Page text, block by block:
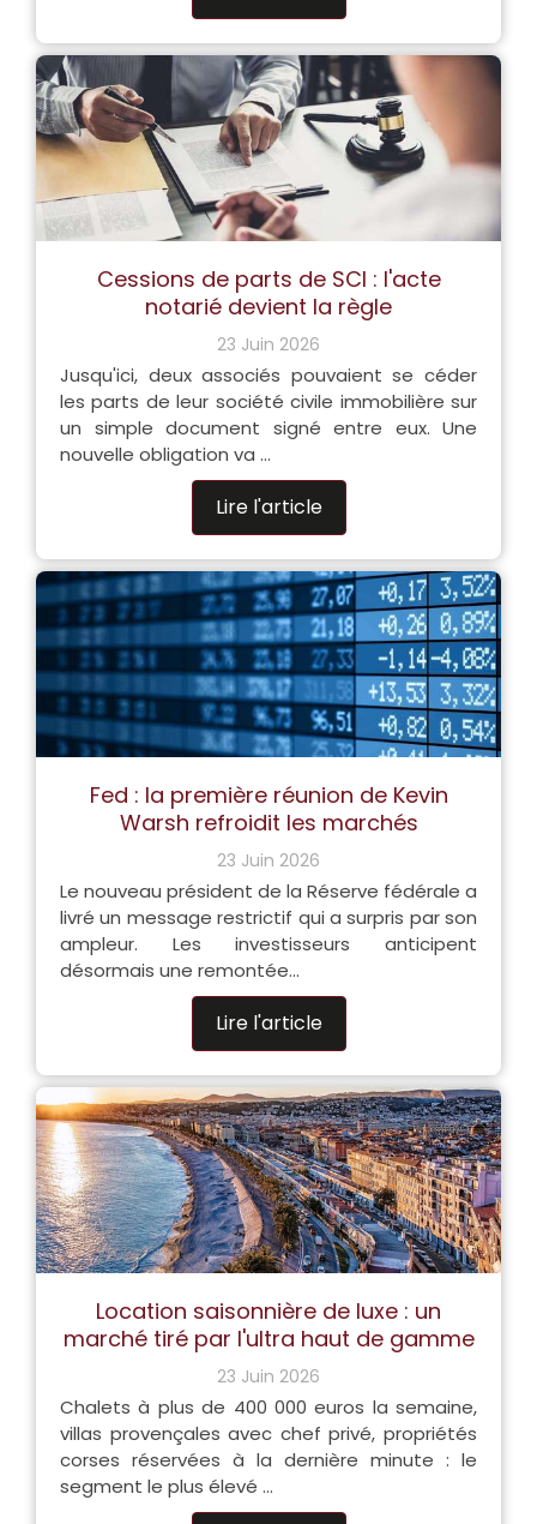
Cessions de parts de SCI : l'acte
notarié devient la règle
23 Juin 2026
Jusqu'ici, deux associés pouvaient se céder
les parts de leur société civile immobilière sur
un simple document signé entre eux. Une
nouvelle obligation va ...
Lire l'article
Fed : la première réunion de Kevin
Warsh refroidit les marchés
23 Juin 2026
Le nouveau président de la Réserve fédérale a
livré un message restrictif qui a surpris par son
ampleur. Les investisseurs anticipent
désormais une remontée...
Lire l'article
Location saisonnière de luxe : un
marché tiré par l'ultra haut de gamme
23 Juin 2026
Chalets à plus de 400 000 euros la semaine,
villas provençales avec chef privé, propriétés
corses réservées à la dernière minute : le
segment le plus élevé ...